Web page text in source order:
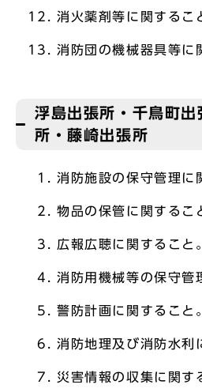
消火薬剤等に関するこ
消防団の機械器具等に
浮島出張所・千鳥町出
所・藤崎出張所
消防施設の保守管理に
物品の保管に関するこ
広報広聴に関すること
消防用機械等の保守管
警防計画に関すること
消防地理及び消防水利
災害情報の収集に関す